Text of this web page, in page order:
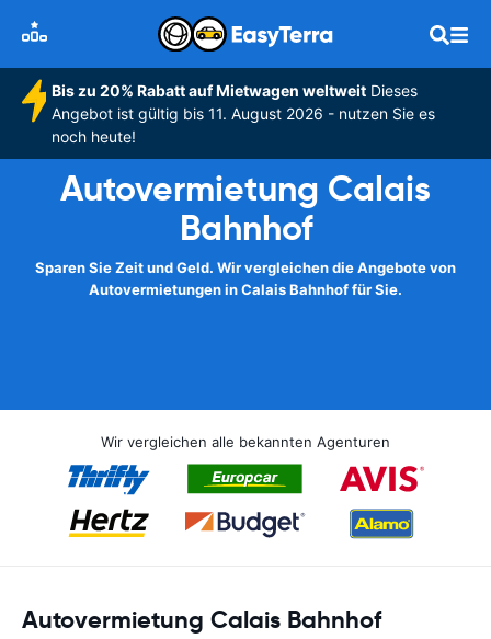
Bis zu 20% Rabatt auf Mietwagen weltweitDieses
Angebot ist gültig bis 11. August 2026 - nutzen Sie es
noch heute!
Autovermietung Calais
Bahnhof
Sparen Sie Zeit und Geld. Wir vergleichen die Angebote von
Autovermietungen in Calais Bahnhof für Sie.
Wir vergleichen alle bekannten Agenturen
Autovermietung Calais Bahnhof